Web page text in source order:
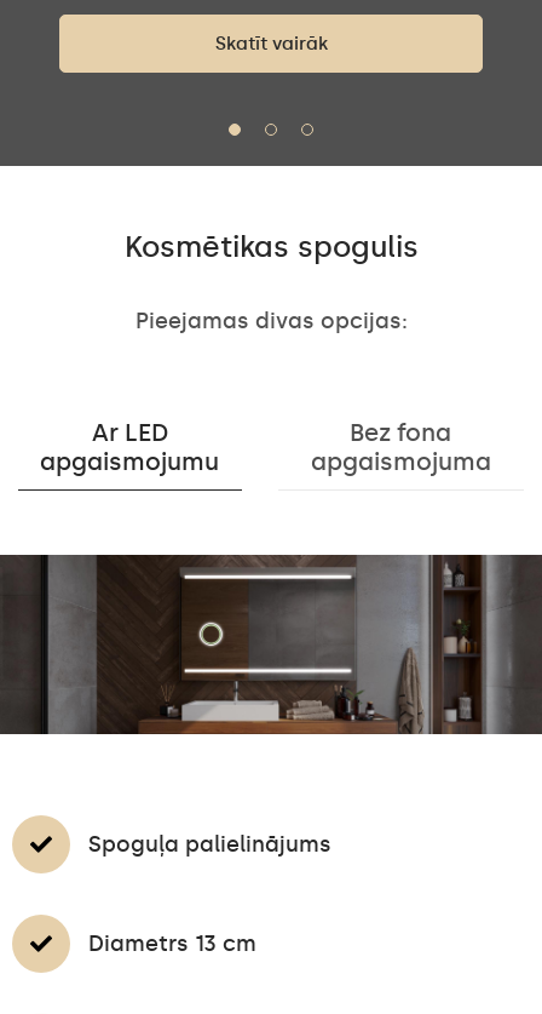
Skatīt vairāk
Kosmētikas spogulis
Pieejamas divas opcijas:
Ar LED
apgaismojumu
Bez fona
apgaismojuma
Spoguļa palielinājums
Diametrs 13 cm